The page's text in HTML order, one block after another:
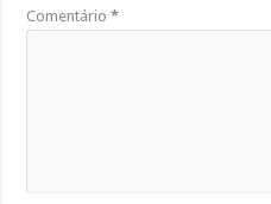
Comentário*